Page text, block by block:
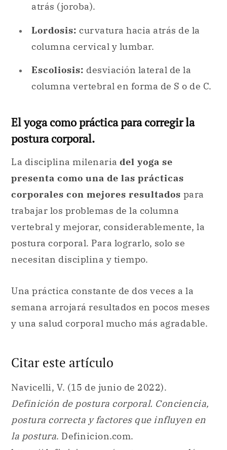
atrás (joroba).
Lordosis: curvatura hacia atrás de la
columna cervical y lumbar.
Escoliosis: desviación lateral de la
columna vertebral en forma de S o de C.
El yoga como práctica para corregir la
postura corporal.
La disciplina milenaria del yoga se
presenta como una de las prácticas
corporales con mejores resultados para
trabajar los problemas de la columna
vertebral y mejorar, considerablemente, la
postura corporal. Para lograrlo, solo se
necesitan disciplina y tiempo.
Una práctica constante de dos veces a la
semana arrojará resultados en pocos meses
y una salud corporal mucho más agradable.
Citar este artículo
Navicelli, V. (15 de junio de 2022).
Definición de postura corporal. Conciencia,
postura correcta y factores que influyen en
la postura. Definicion.com.